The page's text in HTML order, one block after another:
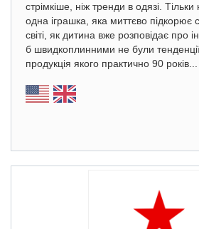
стрімкіше, ніж тренди в одязі.
одна іграшка, яка миттєво підкорює
світі, як дитина вже розповідає про
б швидкоплинними не були
продукція якого практично 90 років...